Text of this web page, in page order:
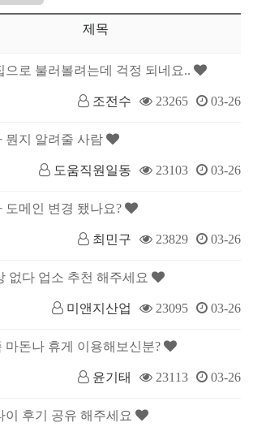
제목
으로 불러볼려는데 걱정 되네요..
조전수 23265 03-26
뭔지 알려줄 사람
도움직원일동 23103 03-26
도메인 변경 됐나요?
최민구 23829 03-26
없다 업소 추천 해주세요
미앤지산업 23095 03-26
마돈나 휴게 이용해보신분?
윤기태 23113 03-26
이 후기 공유 해주세요